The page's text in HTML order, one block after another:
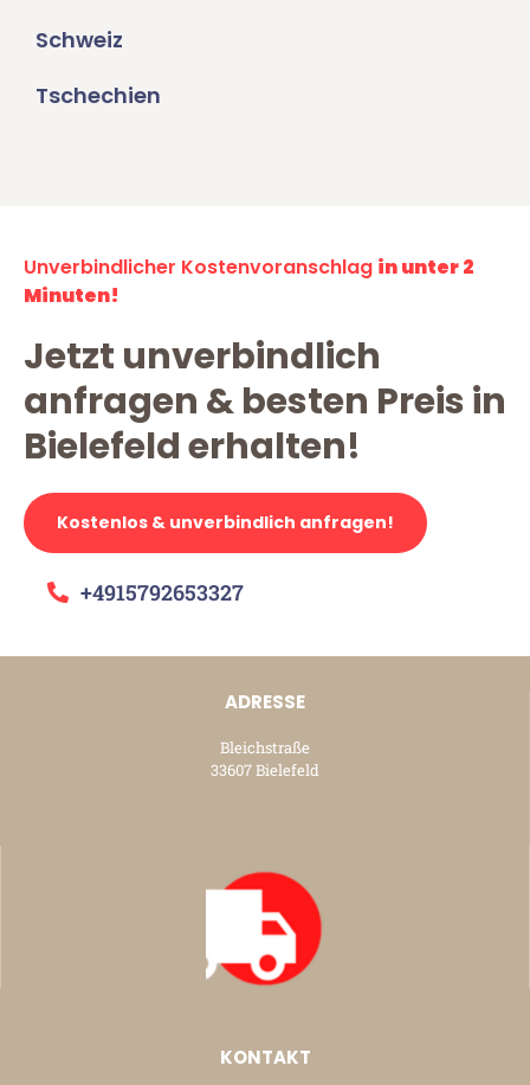
Schweiz
Tschechien
Unverbindlicher Kostenvoranschlag in unter 2
Minuten!
Jetzt unverbindlich
anfragen & besten Preis in
Bielefeld erhalten!
Kostenlos & unverbindlich anfragen!
+4915792653327
ADRESSE
Bleichstraße
33607 Bielefeld
KONTAKT